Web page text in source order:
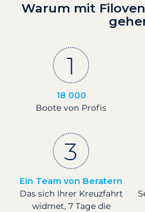
Warum mit
18 000
Boote von Profis
Ein Team von Beratern
Das sich Ihrer Kreuzfahrt
widmet, 7 Tage die